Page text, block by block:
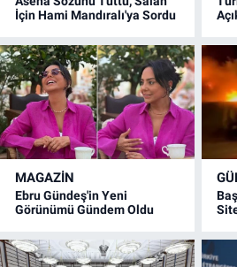
İçin Hami Mandıralı'ya Sordu
MAGAZİN
Ebru Gündeş'in Yeni
Görünümü Gündem Oldu